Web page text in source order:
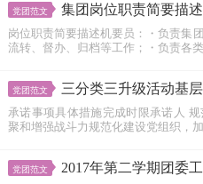
党团范文 集团岗位职责简要描述
岗位职责简要描述机要员：・负责集
流转、督办、归档等工作；・负责各
党团范文 三分类三升级活动基
承诺事项具体措施完成时限承诺人
聚和增强战斗力规范化建设党组织，
党团范文 2017年第二学期团委